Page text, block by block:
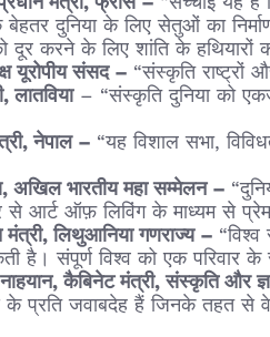
दुनिया के लिए सेतुओं का
दूर करने के लिए शांति के हथियारों
यूरोपीय संसद – “संस्कृति राष्ट्रों
लातविया– “संस्कृति दुनिया को
नेपाल – “यह विशाल सभा,
अखिल भारतीय महा सम्मेलन –
से आर्ट ऑफ़ लिविंग के माध्यम से
लिथुआनिया गणराज्य –
है। संपूर्ण विश्व को एक परिवार
कैबिनेट मंत्री, संस्कृति और
के प्रति जवाबदेह हैं जिनके तहत से